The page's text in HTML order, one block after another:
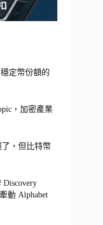
定幣份額的
，加密產業
，但比特幣
Discovery
動 Alphabet